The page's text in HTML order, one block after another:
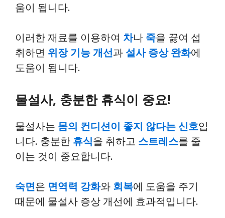
움이 됩니다.
이러한 재료를 이용하여 차나 죽을 끓여 섭
취하면 위장 기능 개선과 설사 증상 완화에
도움이 됩니다.
물설사, 충분한 휴식이 중요!
물설사는 몸의 컨디션이 좋지 않다는 신호입
니다. 충분한 휴식을 취하고 스트레스를 줄
이는 것이 중요합니다.
숙면은 면역력 강화와 회복에 도움을 주기
때문에 물설사 증상 개선에 효과적입니다.